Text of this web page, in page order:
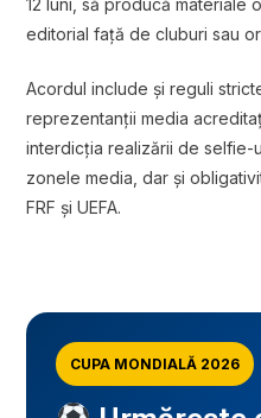
12 luni, să producă materiale
editorial față de cluburi sau
Acordul include și reguli
reprezentanții media
interdicția realizării de selfie-
zonele media, dar și
FRF și UEFA.
CUPA MONDIALĂ 2026